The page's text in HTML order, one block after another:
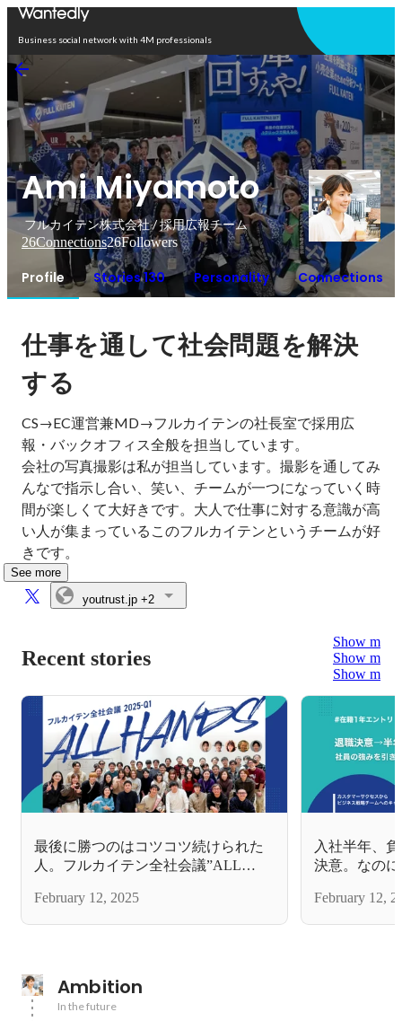
Business social network with 4M professionals
Ami Miyamoto
フルカイテン株式会社 / 採用広報チーム
26Connections26Followers
Profile Stories 130 Personality Connections
仕事を通して社会問題を解決
する
CS→EC運営兼MD→フルカイテンの社長室で採用広
報・バックオフィス全般を担当しています。
会社の写真撮影は私が担当しています。撮影を通してみ
んなで指示し合い、笑い、チームが一つになっていく時
間が楽しくて大好きです。大人で仕事に対する意識が高
い人が集まっているこのフルカイテンというチームが好
きです。
See more
youtrust.jp +2
Recent stories
Show more
Show more
Show more
最後に勝つのはコツコツ続けられた
人。フルカイテン全社会議”ALL
トします
February 12, 2025
入社半年、
決意。なの
テンの魅力
February 12,
Ambition
In the future